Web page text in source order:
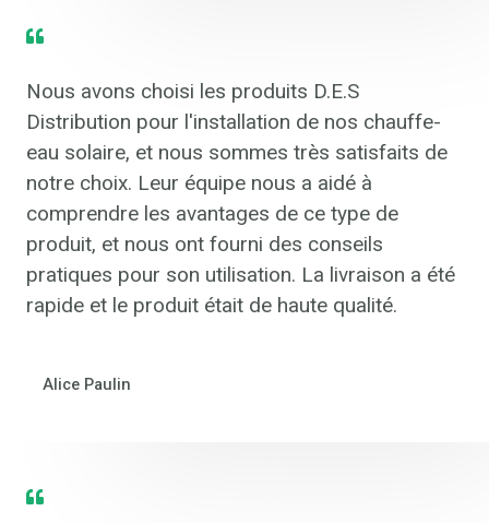
Nous avons choisi les produits D.E.S
Distribution pour l'installation de nos chauffe-
eau solaire, et nous sommes très satisfaits de
notre choix. Leur équipe nous a aidé à
comprendre les avantages de ce type de
produit, et nous ont fourni des conseils
pratiques pour son utilisation. La livraison a été
rapide et le produit était de haute qualité.
Alice Paulin